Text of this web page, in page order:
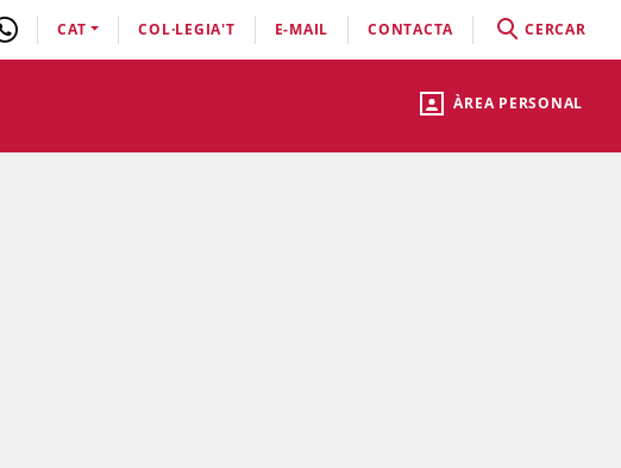
ÀREA PERSONAL
CAT COL·LEGIA'T E-MAIL CONTACTA CERCAR